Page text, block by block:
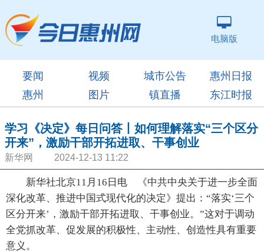
电脑版
要闻 视频 城市公告
惠州日报
惠州
图片 镇直播 东江时报
学习《决定》每日问答丨如何理解落实“三个区分
开来”，激励干部开拓进取、干事创业
新华网 2024-12-13 11:22
新华社北京11月16日电 《中共中央关于进一步全面
深化改革、推进中国式现代化的决定》提出：“落实‘三个
区分开来’，激励干部开拓进取、干事创业。”这对于调动
全党抓改革、促发展的积极性、主动性、创造性具有重要
意义。